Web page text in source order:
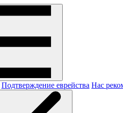
Подтверждение еврейства Нас